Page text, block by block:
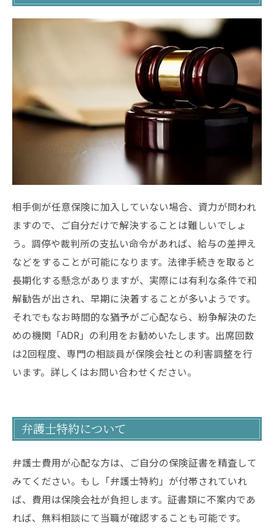
相手側が任意保険に加入していない場合、資力が問われ
ますので、ご自分だけで解決することは難しいでしょ
う。調停や裁判所の支払い命令があれば、給与の差押え
などをすることが可能になります。法律手続きを取ると
長期化する懸念がありますが、実際には有利な条件で和
解勧告が出され、早期に決着することが多いようです。
それでもなお時間的な猶予がご心配なら、紛争解決のた
めの機関「ADR」の利用をお勧めいたします。出席回数
は2回程度、専門の相談員が保険会社との利害調整を行
います。詳しくはお問い合わせください。
弁護士特約について
弁護士費用が心配な方は、ご自分の保険証書を精査して
みてください。もし「弁護士特約」が付帯されていれ
ば、費用は保険会社が負担します。証書類に不案内であ
れば、無料相談にて当職が確認することも可能です。